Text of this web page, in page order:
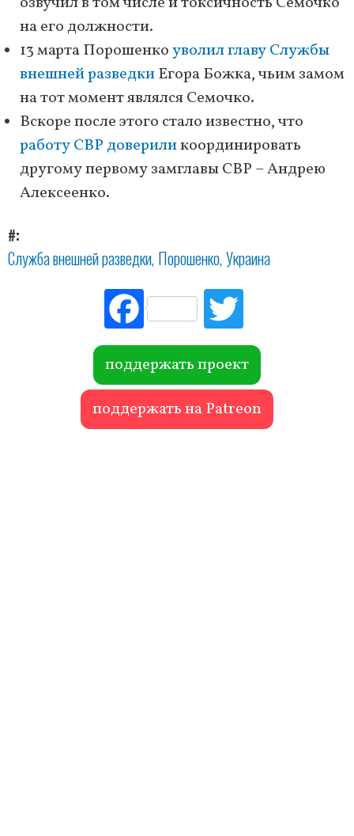
на его должности.
13 марта Порошенкоуволил главу Службы
внешней разведкиЕгора Божка, чьим замом
на тот момент являлся Семочко.
Вскоре после этого стало известно, что
работу СВР довериликоординировать
другому первому замглавы СВР – Андрею
Алексеенко.
#
Служба внешней разведки Порошенко Украина
Fac
ebo
ok r
поддержать проект
поддержать на Patreon